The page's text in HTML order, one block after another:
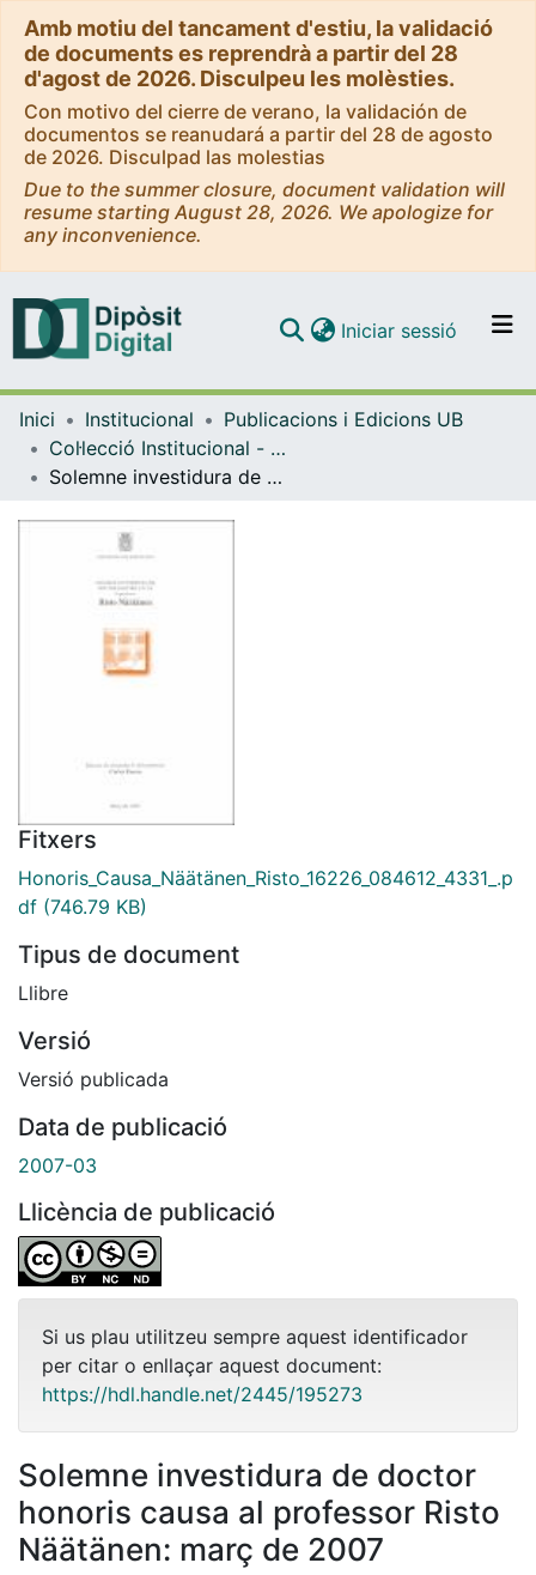
Amb motiu del tancament d'estiu, la validació
de documents es reprendrà a partir del 28
d'agost de 2026. Disculpeu les molèsties.
Con motivo del cierre de verano, la validación de
documentos se reanudará a partir del 28 de agosto
de 2026. Disculpad las molestias
Due to the summer closure, document validation will
resume starting August 28, 2026. We apologize for
any inconvenience.
Navega per tot el DD
Iniciar sessió (current)
Inici Institucional
Publicacions i Edicions UB
Col·lecció Institucional - eBooks - (Publicacions i Edicions UB)
Solemne investidura de doctor honoris causa al professor Risto Näätänen: març de 2007
Fitxers
Honoris_Causa_Näätänen_Risto_16226_084612_4331_.p
df (746.79 KB)
Tipus de document
Llibre
Versió
Versió publicada
Data de publicació
2007-03
Llicència de publicació
Si us plau utilitzeu sempre aquest identificador
per citar o enllaçar aquest document:
https://hdl.handle.net/2445/195273
Solemne investidura de doctor
honoris causa al professor Risto
Näätänen: març de 2007